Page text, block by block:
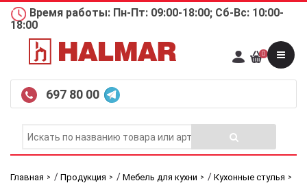
Время работы: Пн-Пт: 09:00-18:00; Сб-Вс: 10:00-
18:00
697 80 00
0
Главная / Продукция / Мебель для кухни / Кухонные стулья